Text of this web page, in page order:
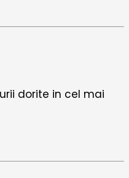
dorite in cel mai